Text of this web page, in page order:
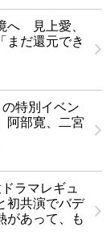
へ 見上愛、
まだ還元でき
特別イベン
部寛、二宮
ラマレギュ
共演でバデ
があって、も